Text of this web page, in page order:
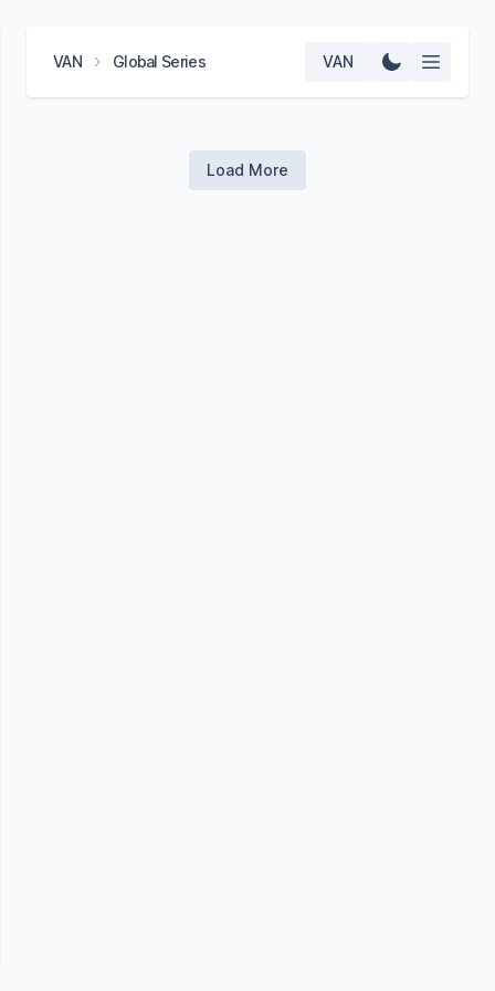
VAN Global Series VAN
Load More